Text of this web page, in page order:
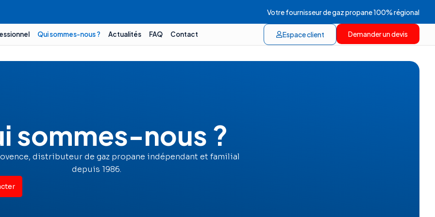
Votre fournisseur de gaz propane 100% régional
Qui sommes-nous ? Actualités FAQ Contact Espace client Demander un devis
sommes-nous ?
distributeur de gaz propane indépendant et familial
depuis 1986.